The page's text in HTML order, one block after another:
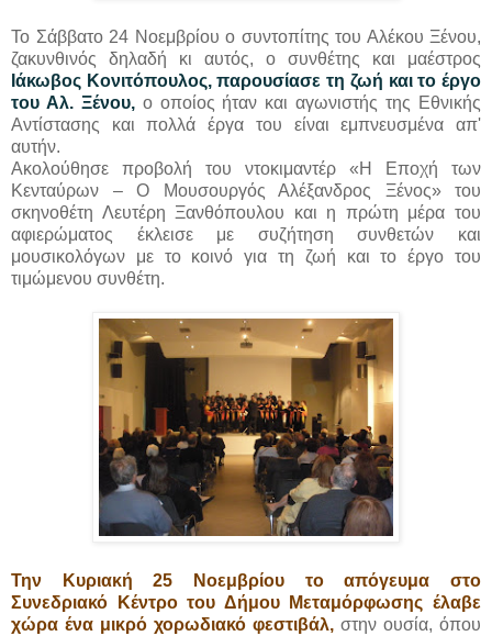
Το Σάββατο 24 Νοεμβρίου ο συντοπίτης του Αλέκου Ξένου,
ζακυνθινός δηλαδή κι αυτός, ο συνθέτης και μαέστρος
Ιάκωβος Κονιτόπουλος, παρουσίασε τη ζωή και το έργο
του Αλ. Ξένου, ο οποίος ήταν και αγωνιστής της Εθνικής
Αντίστασης και πολλά έργα του είναι εμπνευσμένα απ'
αυτήν.
Ακολούθησε προβολή του ντοκιμαντέρ «Η Εποχή των
Κενταύρων – Ο Μουσουργός Αλέξανδρος Ξένος» του
σκηνοθέτη Λευτέρη Ξανθόπουλου και η πρώτη μέρα του
αφιερώματος έκλεισε με συζήτηση συνθετών και
μουσικολόγων με το κοινό για τη ζωή και το έργο του
τιμώμενου συνθέτη.
Την Κυριακή 25 Νοεμβρίου το απόγευμα στο
Συνεδριακό Κέντρο του Δήμου Μεταμόρφωσης έλαβε
χώρα ένα μικρό χορωδιακό φεστιβάλ, στην ουσία, όπου